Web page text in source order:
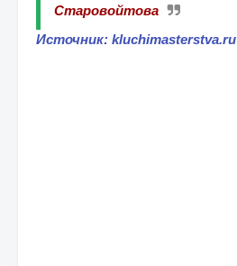
Старовойтова
Источник: kluchimasterstva.ru